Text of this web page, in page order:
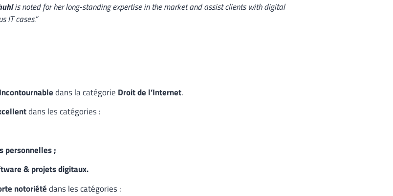
is noted for her long-standing expertise in the market and assist clients with digital
IT cases.”
Incontournabledans la catégorie Droit de l’Internet.
dans les catégories :
personnelles ;
& projets digitaux.
notoriétédans les catégories :